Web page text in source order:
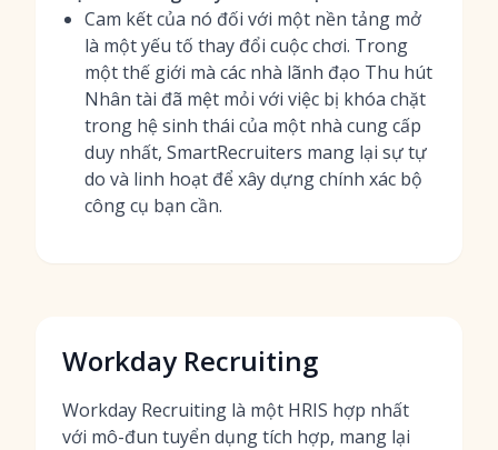
Cam kết của nó đối với một nền tảng mở
là một yếu tố thay đổi cuộc chơi. Trong
một thế giới mà các nhà lãnh đạo Thu hút
Nhân tài đã mệt mỏi với việc bị khóa chặt
trong hệ sinh thái của một nhà cung cấp
duy nhất, SmartRecruiters mang lại sự tự
do và linh hoạt để xây dựng chính xác bộ
công cụ bạn cần.
Workday Recruiting
Workday Recruiting là một HRIS hợp nhất
với mô-đun tuyển dụng tích hợp, mang lại